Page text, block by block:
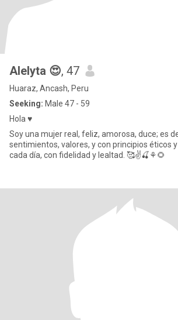
Alelyta 😍, 47
Huaraz, Ancash, Peru
Seeking: Male 47 - 59
Hola ♥
Soy una mujer real, feliz, amorosa, duce; es
sentimientos, valores, y con principios éticos y morales, para bailar
cada día, con fidelidad y lealtad. 🥰✌️🍒⚘️🌻